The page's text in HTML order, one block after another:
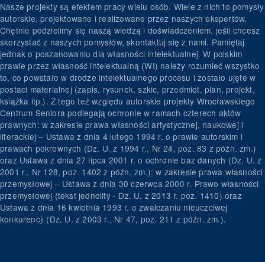
Nasze projekty są efektem pracy wielu osób. Wiele z nich to pomysły
autorskie, projektowane i realizowane przez naszych ekspertów.
Chętnie podzielimy się naszą wiedzą i doświadczeniem, jeśli chcesz
skorzystać z naszych pomysłów, skontaktuj się z nami. Pamiętaj
jednak o poszanowaniu dla własności intelektualnej. W polskim
prawie przez własność intelektualną (WI) należy rozumieć wszystko
to, co powstało w drodze intelektualnego procesu i zostało ujęte w
postaci materialnej (zapis, rysunek, szkic, przedmiot, plan, projekt,
książka itp.). Z tego też względu autorskie projekty Wrocławskiego
Centrum Seniora podlegają ochronie w ramach czterech aktów
prawnych: w zakresie prawa własności artystycznej, naukowej i
literackiej – Ustawa z dnia 4 lutego 1994 r. o prawie autorskim i
prawach pokrewnych (Dz. U. z 1994 r., Nr 24, poz. 83 z późn. zm.)
oraz Ustawa z dnia 27 lipca 2001 r. o ochronie baz danych (Dz. U. z
2001 r., Nr 128, poz. 1402 z późn. zm.); w zakresie prawa własności
przemysłowej – Ustawa z dnia 30 czerwca 2000 r. Prawo własności
przemysłowej (tekst jednolity - Dz. U. z 2013 r. poz. 1410) oraz
Ustawa z dnia 16 kwietnia 1993 r. o zwalczaniu nieuczciwej
konkurencji (Dz. U. z 2003 r., Nr 47, poz. 211 z późn. zm.).